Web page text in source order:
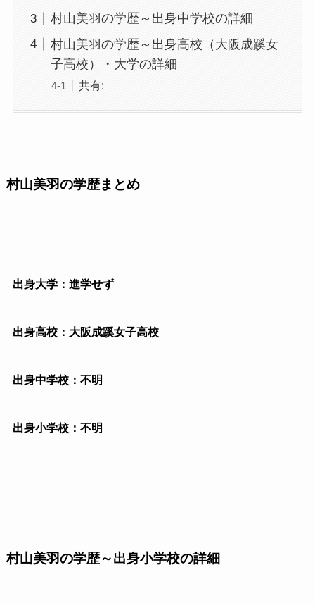
村山美羽の学歴～出身中学校の詳細
村山美羽の学歴～出身高校（大阪成蹊女
子高校）・大学の詳細
共有:
村山美羽の学歴まとめ
出身大学：進学せず
出身高校：大阪成蹊女子高校
出身中学校：不明
出身小学校：不明
村山美羽の学歴～出身小学校の詳細